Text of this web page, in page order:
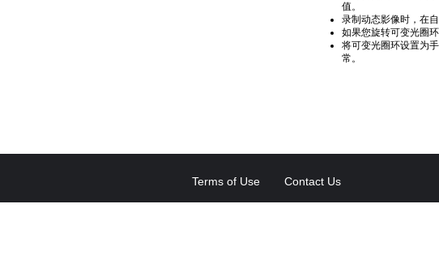
值。
录制动态影像时，在
如果您旋转可变光圈
将可变光圈环设置为
常。
Terms of Use Contact Us